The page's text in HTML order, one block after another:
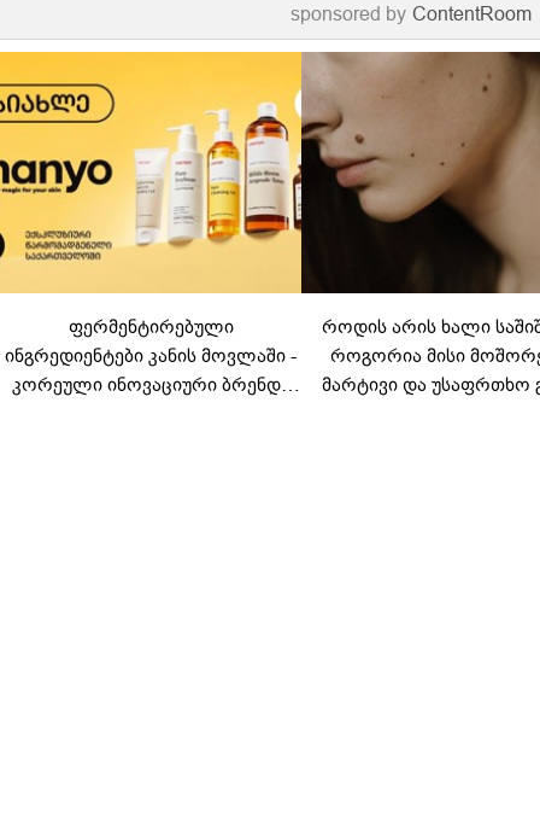
sponsored by ContentRoom
ფერმენტირებული
ინგრედიენტები კანის მოვლაში -
კორეული ინოვაციური ბრენდი
როდის არის ხალი
როგორია მისი
მარტივი და უსაფრთხო